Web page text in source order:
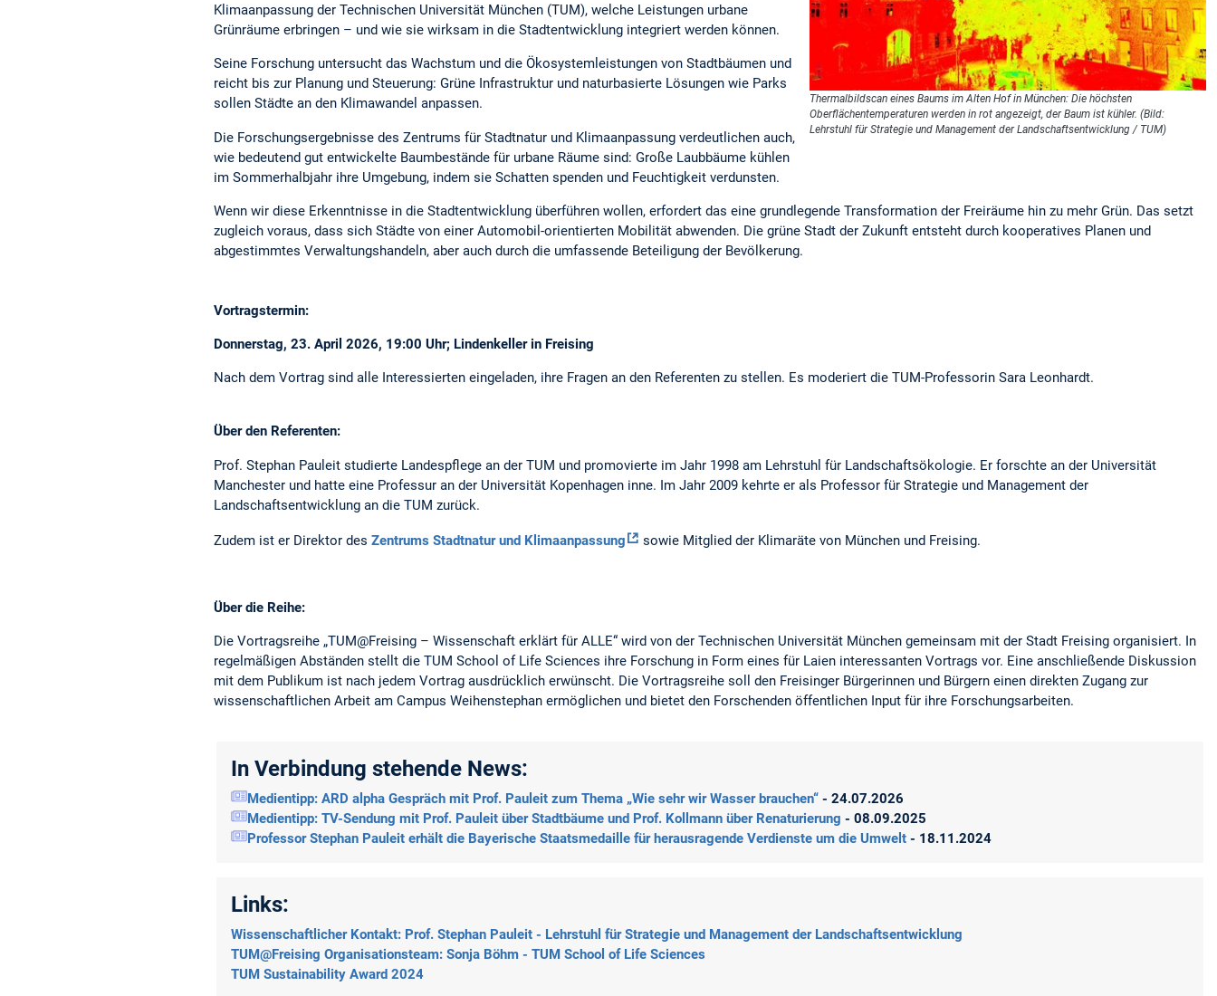
Thermalbildscan eines Baums im Alten Hof in München: Die höchsten
Oberflächentemperaturen werden in rot angezeigt, der Baum ist kühler. (Bild:
Lehrstuhl für Strategie und Management der Landschaftsentwicklung / TUM)
Klimaanpassung der Technischen Universität München (TUM), welche Leistungen urbane
Grünräume erbringen – und wie sie wirksam in die Stadtentwicklung integriert werden können.
Seine Forschung untersucht das Wachstum und die Ökosystemleistungen von Stadtbäumen und
reicht bis zur Planung und Steuerung: Grüne Infrastruktur und naturbasierte Lösungen wie Parks
sollen Städte an den Klimawandel anpassen.
Die Forschungsergebnisse des Zentrums für Stadtnatur und Klimaanpassung verdeutlichen auch,
wie bedeutend gut entwickelte Baumbestände für urbane Räume sind: Große Laubbäume kühlen
im Sommerhalbjahr ihre Umgebung, indem sie Schatten spenden und Feuchtigkeit verdunsten.
Wenn wir diese Erkenntnisse in die Stadtentwicklung überführen wollen, erfordert das eine grundlegende Transformation der Freiräume hin zu mehr Grün. Das setzt
zugleich voraus, dass sich Städte von einer Automobil-orientierten Mobilität abwenden. Die grüne Stadt der Zukunft entsteht durch kooperatives Planen und
abgestimmtes Verwaltungshandeln, aber auch durch die umfassende Beteiligung der Bevölkerung.
Vortragstermin:
Donnerstag, 23. April 2026, 19:00 Uhr; Lindenkeller in Freising
Nach dem Vortrag sind alle Interessierten eingeladen, ihre Fragen an den Referenten zu stellen. Es moderiert die TUM-Professorin Sara Leonhardt.
Über den Referenten:
Prof. Stephan Pauleit studierte Landespflege an der TUM und promovierte im Jahr 1998 am Lehrstuhl für Landschaftsökologie. Er forschte an der Universität
Manchester und hatte eine Professur an der Universität Kopenhagen inne. Im Jahr 2009 kehrte er als Professor für Strategie und Management der
Landschaftsentwicklung an die TUM zurück.
Zudem ist er Direktor des Zentrums Stadtnatur und Klimaanpassung sowie Mitglied der Klimaräte von München und Freising.
Über die Reihe:
Die Vortragsreihe „TUM@Freising – Wissenschaft erklärt für ALLE“ wird von der Technischen Universität München gemeinsam mit der Stadt Freising organisiert. In
regelmäßigen Abständen stellt die TUM School of Life Sciences ihre Forschung in Form eines für Laien interessanten Vortrags vor. Eine anschließende Diskussion
mit dem Publikum ist nach jedem Vortrag ausdrücklich erwünscht. Die Vortragsreihe soll den Freisinger Bürgerinnen und Bürgern einen direkten Zugang zur
wissenschaftlichen Arbeit am Campus Weihenstephan ermöglichen und bietet den Forschenden öffentlichen Input für ihre Forschungsarbeiten.
In Verbindung stehende News:
Medientipp: ARD alpha Gespräch mit Prof. Pauleit zum Thema „Wie sehr wir Wasser brauchen“ - 24.07.2026
Medientipp: TV-Sendung mit Prof. Pauleit über Stadtbäume und Prof. Kollmann über Renaturierung - 08.09.2025
Professor Stephan Pauleit erhält die Bayerische Staatsmedaille für herausragende Verdienste um die Umwelt - 18.11.2024
Links:
Wissenschaftlicher Kontakt: Prof. Stephan Pauleit - Lehrstuhl für Strategie und Management der Landschaftsentwicklung
TUM@Freising Organisationsteam: Sonja Böhm - TUM School of Life Sciences
TUM Sustainability Award 2024